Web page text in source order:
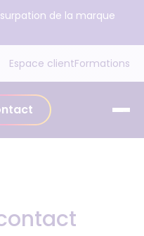
Usurpation de la marque
Espace clientFormations